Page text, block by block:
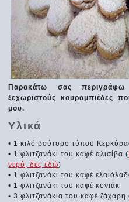
Παρακάτω σας
ξεχωριστούς κουραμπιέδες
μου.
Υλικά
• 1 κιλό βούτυρο τύπου
• 1 φλιτζανάκι του καφέ αλισίβα (
νερό, δες εδώ)
• 1 φλιτζανάκι του καφέ
• 1 φλιτζανάκι του καφέ κονιάκ
• 3 φλιτζανάκια του καφέ ζάχαρη